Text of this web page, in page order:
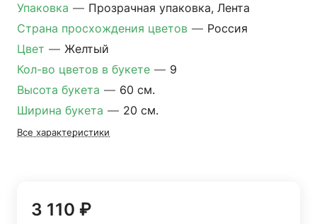
Упаковка — Прозрачная упаковка, Лента
Страна просхождения цветов — Россия
Цвет — Желтый
Кол-во цветов в букете — 9
Высота букета — 60 см.
Ширина букета — 20 см.
Все характеристики
3 110 ₽